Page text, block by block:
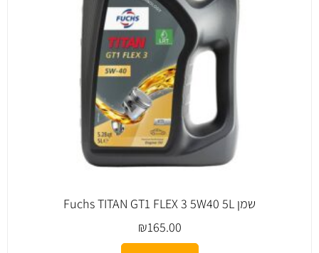
שמן Fuchs TITAN GT1 FLEX 3 5W40 5L
₪165.00